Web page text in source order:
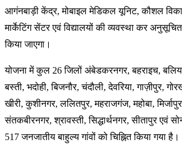
आगंनबाड़ी केंद्र, मोबाइल मेडिकल यूनिट, कौशल
मार्केटिंग सेंटर एवं विद्यालयों की व्यवस्था कर
किया जाएगा।
योजना में कुल 26 जिलों अंबेडकरनगर, बहराइच,
बस्ती, भदोही, बिजनौर, चंदौली, देवरिया, गाज़ीपुर,
खीरी, कुशीनगर, ललितपुर, महराजगंज, महोबा,
संतकबीरनगर, श्रावस्ती, सिद्धार्थनगर, सीतापुर एवं
517 जनजातीय बाहुल्य गांवों को चिह्नित किया गया है।